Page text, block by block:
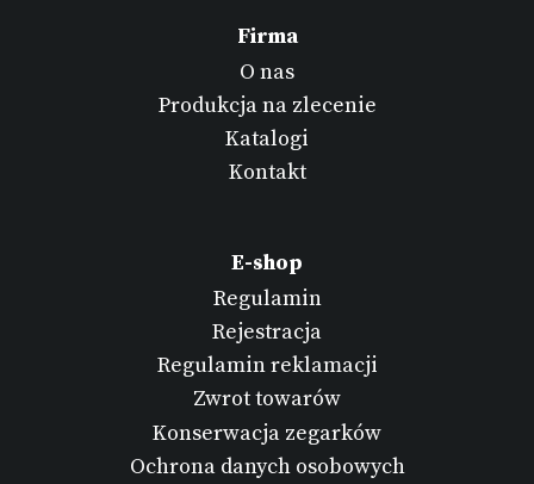
Firma
O nas
Produkcja na zlecenie
Katalogi
Kontakt
E-shop
Regulamin
Rejestracja
Regulamin reklamacji
Zwrot towarów
Konserwacja zegarków
Ochrona danych osobowych